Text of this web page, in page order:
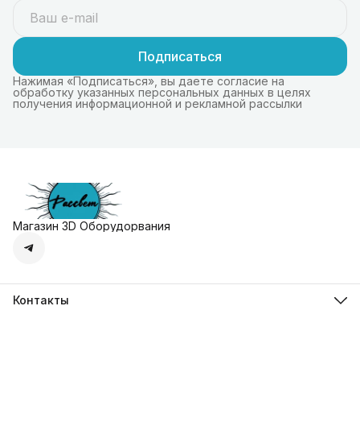
Подписаться
Нажимая «Подписаться», вы даете согласие на
обработку указанных персональных данных в целях
получения информационной и рекламной рассылки
Магазин 3D Оборудорвания
Контакты